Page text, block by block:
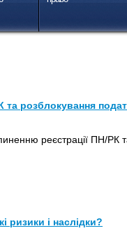
та розблокування
реєстрації ПН/РК
ризики і наслідки?